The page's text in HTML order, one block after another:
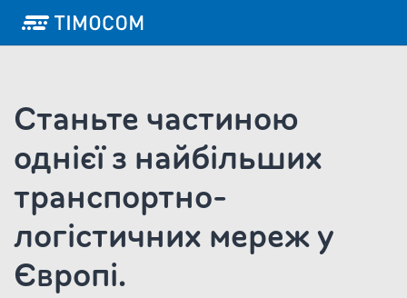
Станьте частиною
однієї з найбільших
транспортно-
логістичних мереж у
Європі.